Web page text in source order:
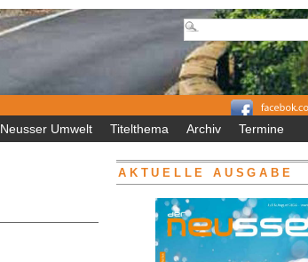
Neusser Umwelt Titelthema Archiv Termine
AKTUELLE AUSGABE